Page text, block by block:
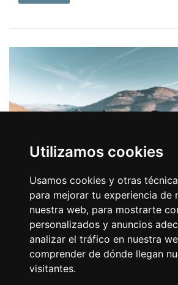
Utilizamos cookies
Usamos cookies y otras
para mejorar tu experiencia de
nuestra web, para mostrarte
personalizados y anuncios
analizar el tráfico en nuestra
comprender de dónde llegan
visitantes.
STAGE 2.B CAMINO
CISTIERNA - BOÑAR
We take Mercadillo Bridge across
the Cruz del Molino landmark and